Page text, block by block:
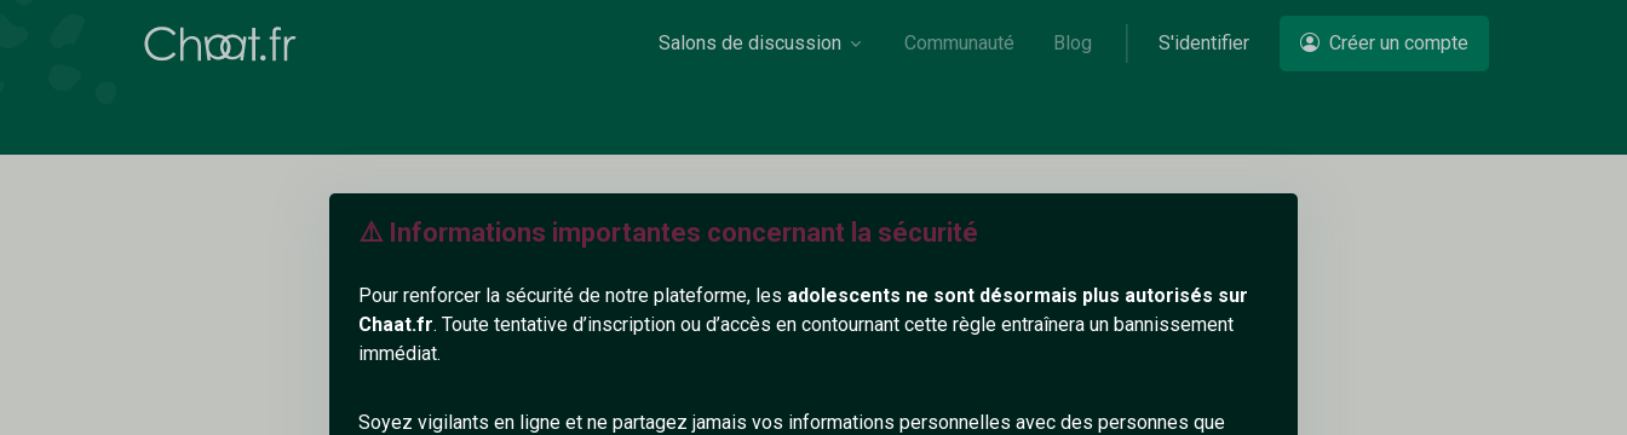
⚠️ Informations importantes concernant la sécurité
Pour renforcer la sécurité de notre plateforme, les adolescents ne sont désormais plus autorisés sur
Chaat.fr. Toute tentative d’inscription ou d’accès en contournant cette règle entraînera un bannissement
immédiat.
Soyez vigilants en ligne et ne partagez jamais vos informations personnelles avec des personnes que
Salons de discussion Communauté Blog S'identifier Créer un compte
Scarab
25 ans Aix en Provence